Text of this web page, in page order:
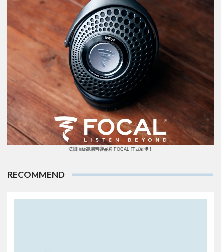
法國頂級高端音響品牌 FOCAL 正式到港！
RECOMMEND